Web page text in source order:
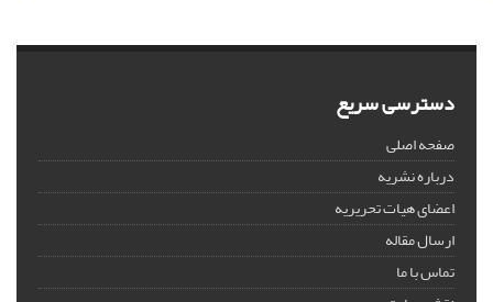
دسترسی سریع
صفحه اصلی
درباره نشریه
اعضای هیات تحریریه
ارسال مقاله
تماس با ما